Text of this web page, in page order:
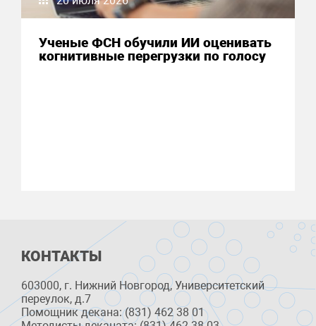
Ученые ФСН обучили ИИ оценивать
когнитивные перегрузки по голосу
КОНТАКТЫ
603000, г. Нижний Новгород, Университетский
переулок, д.7
Помощник декана: (831) 462 38 01